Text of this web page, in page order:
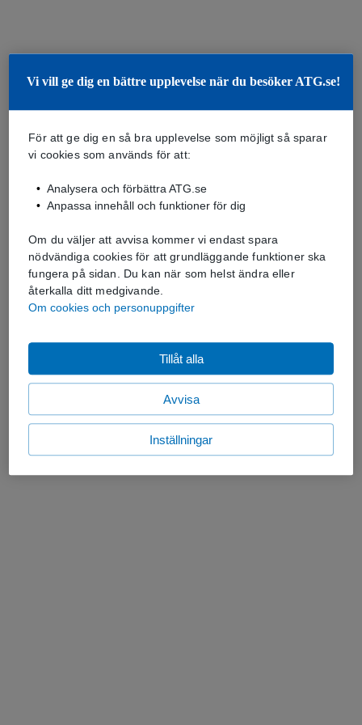
Vi vill ge dig en bättre upplevelse när du besöker ATG.se!
För att ge dig en så bra upplevelse som möjligt så sparar
vi cookies som används för att:
Analysera och förbättra ATG.se
Anpassa innehåll och funktioner för dig
Om du väljer att avvisa kommer vi endast spara
nödvändiga cookies för att grundläggande funktioner ska
fungera på sidan. Du kan när som helst ändra eller
återkalla ditt medgivande.
Om cookies och personuppgifter
Avvisa
Tillåt alla
Inställningar